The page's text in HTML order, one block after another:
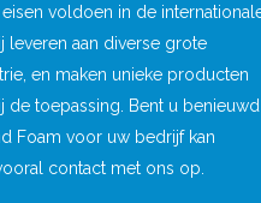
voldoen in de
leveren aan diverse grote
en maken unieke producten
de toepassing. Bent u benieuwd
Foam voor uw bedrijf kan
contact met ons op.